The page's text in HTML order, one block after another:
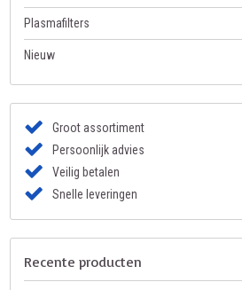
Plasmafilters
Nieuw
Groot assortiment
Persoonlijk advies
Veilig betalen
Snelle leveringen
Recente producten